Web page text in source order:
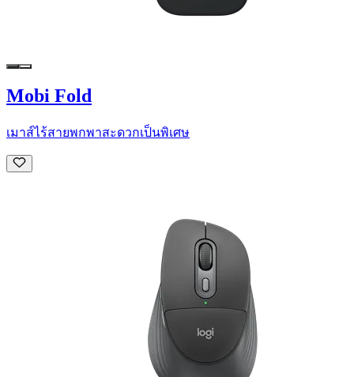
Mobi Fold
เมาส์ไร้สายพกพาสะดวกเป็นพิเศษ